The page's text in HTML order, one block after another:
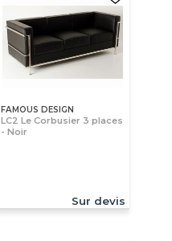
FAMOUS DESIGN
LC2 Le Corbusier 3 places
- Noir
Sur devis